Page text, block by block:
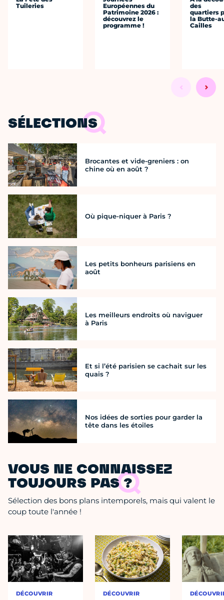
Tuileries
Européennes du
Patrimoine 2026 :
découvrez le
programme !
des
quartiers
la Butte-
Cailles
SÉLECTIONS
Brocantes et vide-greniers : on
chine où en août ?
Où pique-niquer à Paris ?
Les petits bonheurs parisiens en
août
Les meilleurs endroits où naviguer
à Paris
Et si l’été parisien se cachait sur les
quais ?
Nos idées de sorties pour garder la
tête dans les étoiles
VOUS NE CONNAISSEZ
TOUJOURS PAS ?
Sélection des bons plans intemporels, mais qui valent le
coup toute l'année !
DÉCOUVRIR DÉCOUVRIR